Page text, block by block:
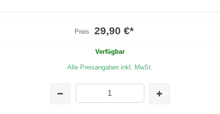
Preis 29,90 €*
Verfügbar
Alle Preisangaben inkl. MwSt.